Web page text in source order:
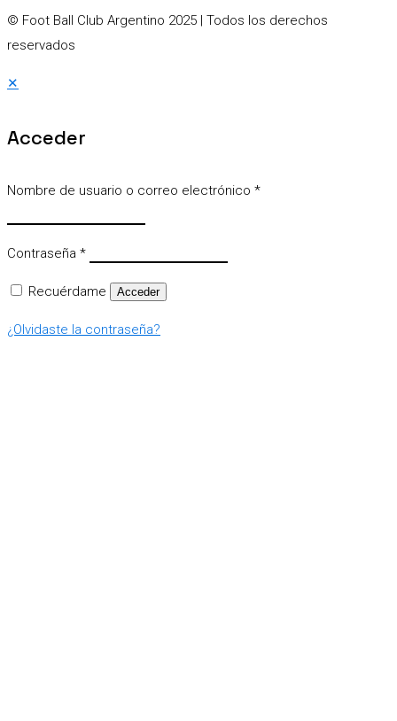
© Foot Ball Club Argentino 2025 | Todos los derechos
reservados
✕
Acceder
Nombre de usuario o correo electrónico *
Contraseña *
Recuérdame Acceder
¿Olvidaste la contraseña?